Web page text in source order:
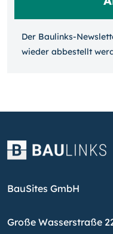
Der Baulinks-
wieder ab­bestellt
BauSites GmbH
Große Wasserstraße